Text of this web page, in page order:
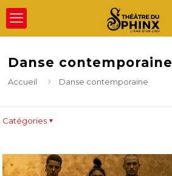
Danse contemporaine
Accueil Danse contemporaine
Catégories